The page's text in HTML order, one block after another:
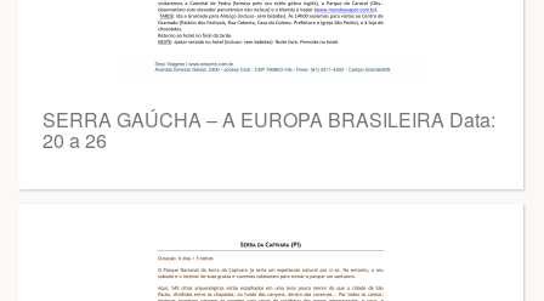
SERRA GAÚCHA – A EUROPA BRASILEIRA Data:
20 a 26